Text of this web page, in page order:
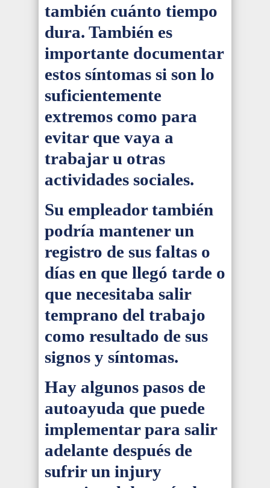
también cuánto tiempo
dura. También es
importante documentar
estos síntomas si son lo
suficientemente
extremos como para
evitar que vaya a
trabajar u otras
actividades sociales.
Su empleador también
podría mantener un
registro de sus faltas o
días en que llegó tarde o
que necesitaba salir
temprano del trabajo
como resultado de sus
signos y síntomas.
Hay algunos pasos de
autoayuda que puede
implementar para salir
adelante después de
sufrir un injury